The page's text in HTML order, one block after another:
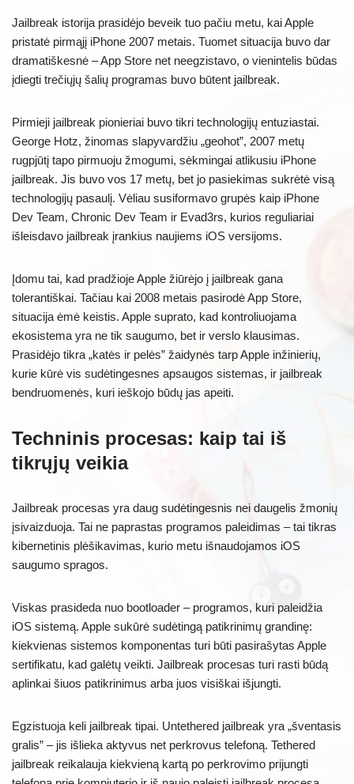
Jailbreak istorija prasidėjo beveik tuo pačiu metu, kai Apple
pristatė pirmąjį iPhone 2007 metais. Tuomet situacija buvo dar
dramatiškesnė – App Store net neegzistavo, o vienintelis būdas
įdiegti trečiųjų šalių programas buvo būtent jailbreak.
Pirmieji jailbreak pionieriai buvo tikri technologijų entuziastai.
George Hotz, žinomas slapyvardžiu „geohot”, 2007 metų
rugpjūtį tapo pirmuoju žmogumi, sėkmingai atlikusiu iPhone
jailbreak. Jis buvo vos 17 metų, bet jo pasiekimas sukrėtė visą
technologijų pasaulį. Vėliau susiformavo grupės kaip iPhone
Dev Team, Chronic Dev Team ir Evad3rs, kurios reguliariai
išleisdavo jailbreak įrankius naujiems iOS versijoms.
Įdomu tai, kad pradžioje Apple žiūrėjo į jailbreak gana
tolerantiškai. Tačiau kai 2008 metais pasirodė App Store,
situacija ėmė keistis. Apple suprato, kad kontroliuojama
ekosistema yra ne tik saugumo, bet ir verslo klausimas.
Prasidėjo tikra „katės ir pelės” žaidynės tarp Apple inžinierių,
kurie kūrė vis sudėtingesnes apsaugos sistemas, ir jailbreak
bendruomenės, kuri ieškojo būdų jas apeiti.
Techninis procesas: kaip tai iš
tikrųjų veikia
Jailbreak procesas yra daug sudėtingesnis nei daugelis žmonių
įsivaizduoja. Tai ne paprastas programos paleidimas – tai tikras
kibernetinis plėšikavimas, kurio metu išnaudojamos iOS
saugumo spragos.
Viskas prasideda nuo bootloader – programos, kuri paleidžia
iOS sistemą. Apple sukūrė sudėtingą patikrinimų grandinę:
kiekvienas sistemos komponentas turi būti pasirašytas Apple
sertifikatu, kad galėtų veikti. Jailbreak procesas turi rasti būdą
aplinkai šiuos patikrinimus arba juos visiškai išjungti.
Egzistuoja keli jailbreak tipai. Untethered jailbreak yra „šventasis
gralis” – jis išlieka aktyvus net perkrovus telefoną. Tethered
jailbreak reikalauja kiekvieną kartą po perkrovimo prijungti